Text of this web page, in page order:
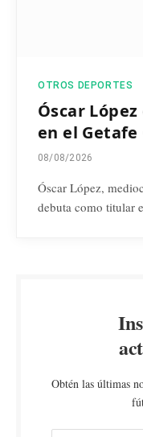
OTROS DEPORTES
Óscar
en el Getafe
08/08/2026
Óscar López,
debuta como titular
Obtén las últimas